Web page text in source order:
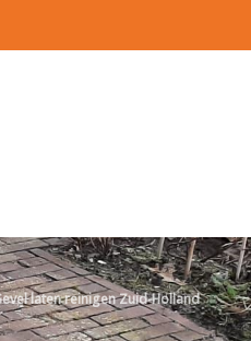
laten reinigen Zuid-Holland